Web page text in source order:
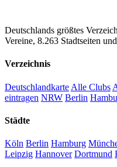
Deutschlands größtes
Vereine, 8.263 Stadtseiten
Verzeichnis
Deutschlandkarte Alle Clubs
eintragen NRW Berlin
Städte
Köln Berlin Hamburg
Leipzig Hannover Dortmund